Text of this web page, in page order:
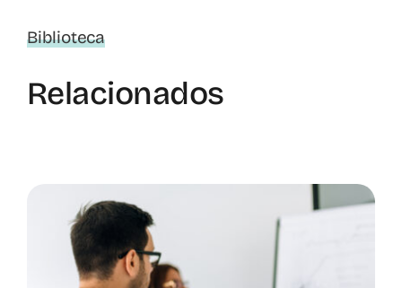
Biblioteca
Relacionados